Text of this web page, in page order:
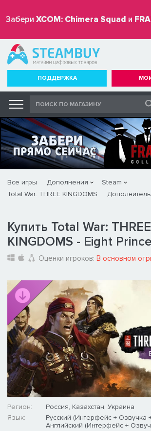
Забери XCOM: Chimera Squad и
бесплатно
ПОДДЕРЖКА
Все игры Дополнения
Steam
Total War: THREE KINGDOMS
Купить Total War: THREE
KINGDOMS - Eight
Оценки игроков: В основном
Регион:
Россия, Казахстан, Украина
Язык:
Русский (Интерфейс + Озвучка
Английский (Интерфейс +